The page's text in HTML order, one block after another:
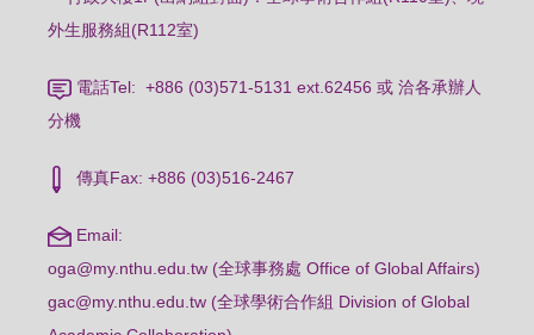
外生服務組(R112室)
電話Tel: +886 (03)571-5131 ext.62456 或 洽各承辦人
分機
傳真Fax: +886 (03)516-2467
Email:
oga@my.nthu.edu.tw (全球事務處 Office of Global Affairs)
gac@my.nthu.edu.tw (全球學術合作組 Division of Global